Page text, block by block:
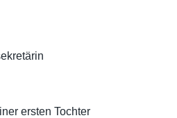
ersten Tochter